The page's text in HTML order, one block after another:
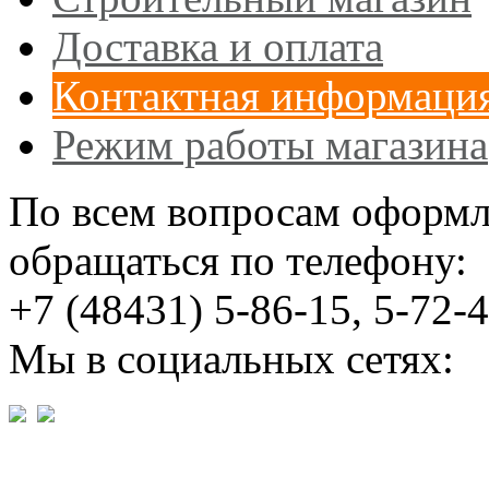
Доставка и оплата
Контактная
Режим работы магазина
По всем вопросам
обращаться по телефону:
+7 (48431) 5-86-15, 5-72-
Мы в социальных сетях: